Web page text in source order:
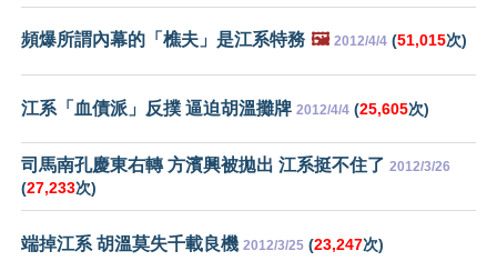
頻爆所謂內幕的「樵夫」是江系特務 🖼️ 2012/4/4 (51,015次)
江系「血債派」反撲 逼迫胡溫攤牌 2012/4/4 (25,605次)
司馬南孔慶東右轉 方濱興被拋出 江系挺不住了 2012/3/26
(27,233次)
端掉江系 胡溫莫失千載良機 2012/3/25 (23,247次)